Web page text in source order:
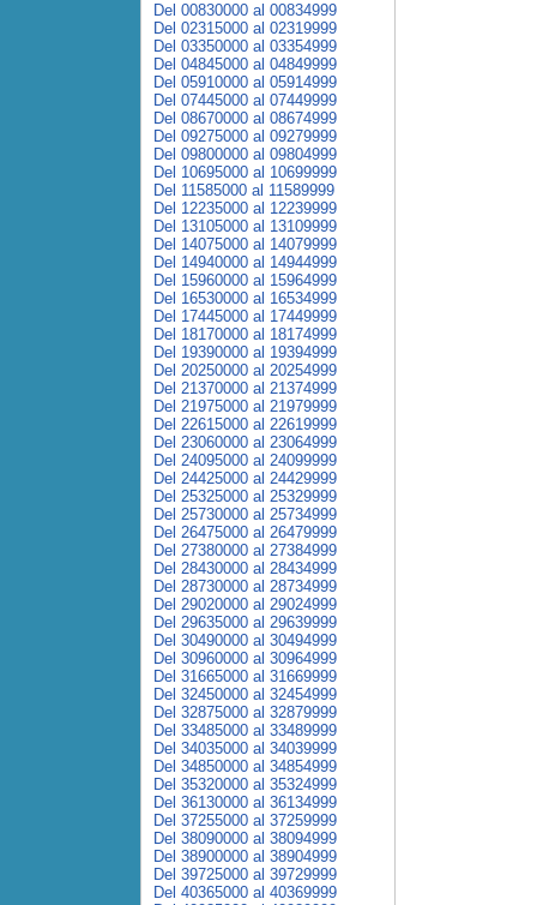
Del 00830000 al 00834999
Del 02315000 al 02319999
Del 03350000 al 03354999
Del 04845000 al 04849999
Del 05910000 al 05914999
Del 07445000 al 07449999
Del 08670000 al 08674999
Del 09275000 al 09279999
Del 09800000 al 09804999
Del 10695000 al 10699999
Del 11585000 al 11589999
Del 12235000 al 12239999
Del 13105000 al 13109999
Del 14075000 al 14079999
Del 14940000 al 14944999
Del 15960000 al 15964999
Del 16530000 al 16534999
Del 17445000 al 17449999
Del 18170000 al 18174999
Del 19390000 al 19394999
Del 20250000 al 20254999
Del 21370000 al 21374999
Del 21975000 al 21979999
Del 22615000 al 22619999
Del 23060000 al 23064999
Del 24095000 al 24099999
Del 24425000 al 24429999
Del 25325000 al 25329999
Del 25730000 al 25734999
Del 26475000 al 26479999
Del 27380000 al 27384999
Del 28430000 al 28434999
Del 28730000 al 28734999
Del 29020000 al 29024999
Del 29635000 al 29639999
Del 30490000 al 30494999
Del 30960000 al 30964999
Del 31665000 al 31669999
Del 32450000 al 32454999
Del 32875000 al 32879999
Del 33485000 al 33489999
Del 34035000 al 34039999
Del 34850000 al 34854999
Del 35320000 al 35324999
Del 36130000 al 36134999
Del 37255000 al 37259999
Del 38090000 al 38094999
Del 38900000 al 38904999
Del 39725000 al 39729999
Del 40365000 al 40369999